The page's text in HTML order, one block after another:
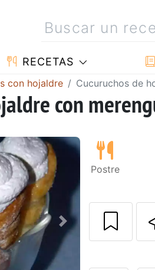
RECETAS
con hojaldre Cucuruchos de
con
Siguiente
Postre